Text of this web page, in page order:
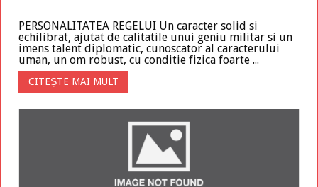
PERSONALITATEA REGELUI Un caracter solid si
echilibrat, ajutat de calitatile unui geniu militar si un
imens talent diplomatic, cunoscator al caracterului
uman, un om robust, cu conditie fizica foarte ...
CITEȘTE MAI MULT